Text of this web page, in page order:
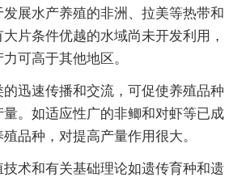
水产养殖的非洲、拉美等热带和
片条件优越的水域尚未开发利用，
可高于其他地区。
速传播和交流，可促使养殖品种
。如适应性广的非鲫和对虾等已成
品种，对提高产量作用很大。
和有关基础理论如遗传育种和遗